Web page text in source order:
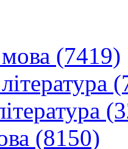
(7419)
(8150)